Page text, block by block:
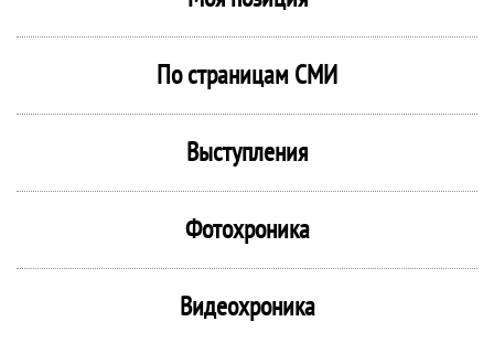
По страницам СМИ
Выступления
Фотохроника
Видеохроника